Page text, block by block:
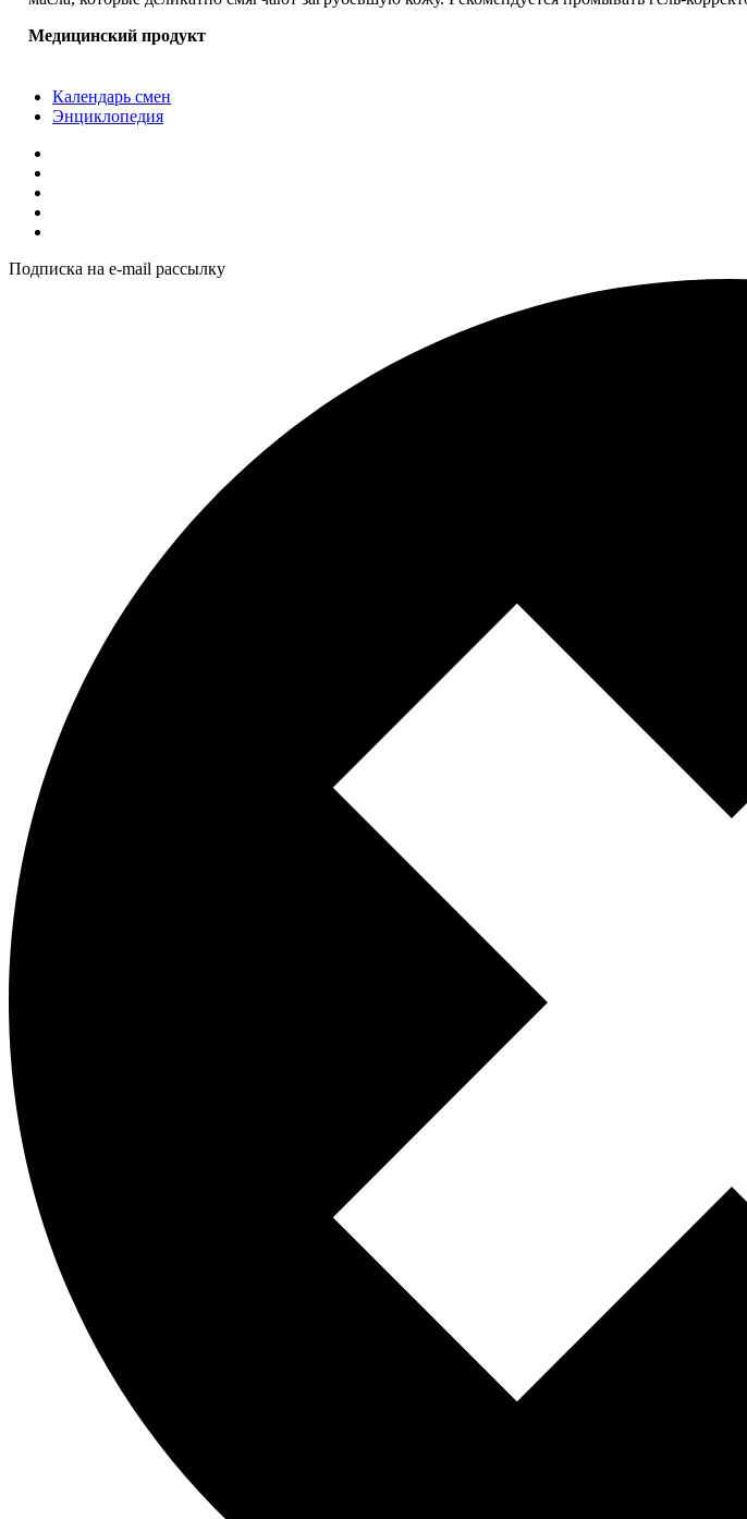
Медицинский продукт
Календарь смен
Энциклопедия
Подписка на e-mail рассылку